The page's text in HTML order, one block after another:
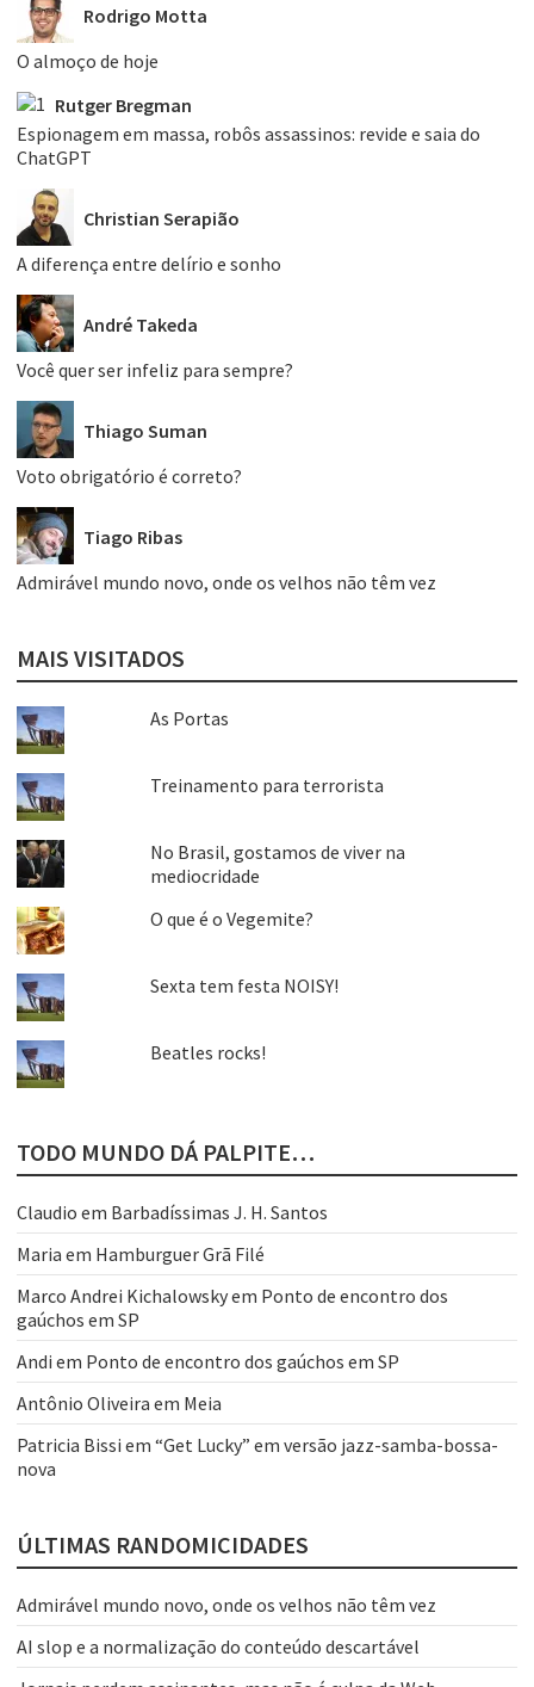
Rodrigo Motta
O almoço de hoje
Rutger Bregman
Espionagem em massa, robôs assassinos: revide e saia do
ChatGPT
Christian Serapião
A diferença entre delírio e sonho
André Takeda
Você quer ser infeliz para sempre?
Thiago Suman
Voto obrigatório é correto?
Tiago Ribas
Admirável mundo novo, onde os velhos não têm vez
MAIS VISITADOS
As Portas
Treinamento para terrorista
No Brasil, gostamos de viver na
mediocridade
O que é o Vegemite?
Sexta tem festa NOISY!
Beatles rocks!
TODO MUNDO DÁ PALPITE…
Claudio em Barbadíssimas J. H. Santos
Maria em Hamburguer Grã Filé
Marco Andrei Kichalowskyem Ponto de encontro dos
gaúchos em SP
Andi em Ponto de encontro dos gaúchos em SP
Antônio Oliveira em Meia
Patricia Bissi em “Get Lucky” em versão jazz-samba-bossa-
nova
ÚLTIMAS RANDOMICIDADES
Admirável mundo novo, onde os velhos não têm vez
AI slop e a normalização do conteúdo descartável